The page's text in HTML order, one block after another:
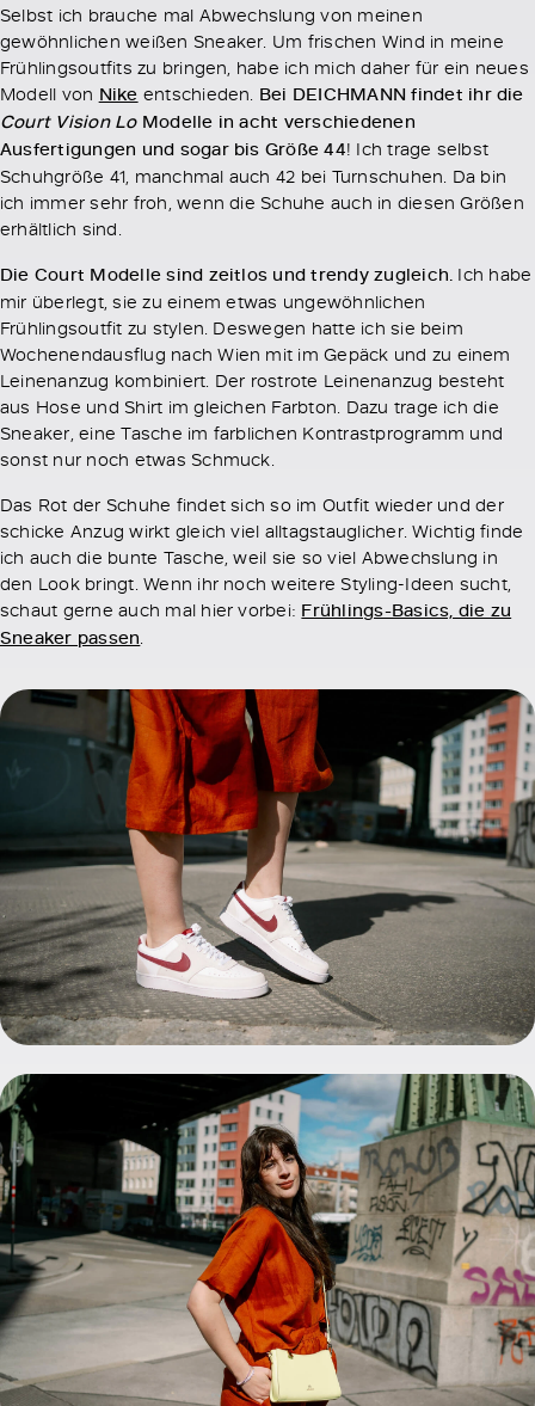
Selbst ich brauche mal Abwechslung von meinen
gewöhnlichen weißen Sneaker. Um frischen Wind in meine
Frühlingsoutfits zu bringen, habe ich mich daher für ein neues
Modell von Nike entschieden. Bei DEICHMANN findet ihr die
Court Vision LoModelle in acht verschiedenen
Ausfertigungen und sogar bis Größe 44! Ich trage selbst
Schuhgröße 41, manchmal auch 42 bei Turnschuhen. Da bin
ich immer sehr froh, wenn die Schuhe auch in diesen Größen
erhältlich sind.
Die Court Modelle sind zeitlos und trendy zugleich. Ich habe
mir überlegt, sie zu einem etwas ungewöhnlichen
Frühlingsoutfit zu stylen. Deswegen hatte ich sie beim
Wochenendausflug nach Wien mit im Gepäck und zu einem
Leinenanzug kombiniert. Der rostrote Leinenanzug besteht
aus Hose und Shirt im gleichen Farbton. Dazu trage ich die
Sneaker, eine Tasche im farblichen Kontrastprogramm und
sonst nur noch etwas Schmuck.
Das Rot der Schuhe findet sich so im Outfit wieder und der
schicke Anzug wirkt gleich viel alltagstauglicher. Wichtig finde
ich auch die bunte Tasche, weil sie so viel Abwechslung in
den Look bringt. Wenn ihr noch weitere Styling-Ideen sucht,
schaut gerne auch mal hier vorbei: Frühlings-Basics, die zu
Sneaker passen